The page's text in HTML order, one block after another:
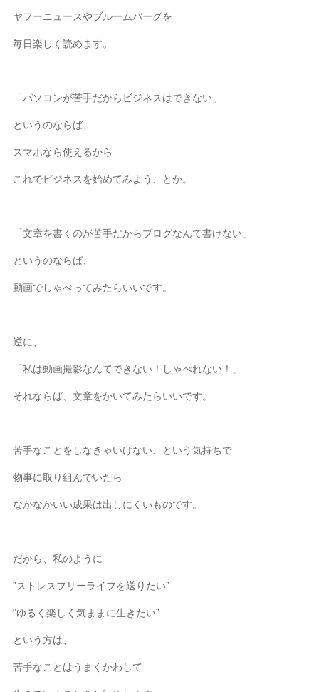
ヤフーニュースやブルームバーグを
毎日楽しく読めます。
「パソコンが苦手だからビジネスはできない」
というのならば、
スマホなら使えるから
これでビジネスを始めてみよう、とか。
「文章を書くのが苦手だからブログなんて書けない」
というのならば、
動画でしゃべってみたらいいです。
逆に、
「私は動画撮影なんてできない！しゃべれない！」
それならば、文章をかいてみたらいいです。
苦手なことをしなきゃいけない、という気持ちで
物事に取り組んでいたら
なかなかいい成果は出しにくいものです。
だから、私のように
”ストレスフリーライフを送りたい”
“ゆるく楽しく気ままに生きたい”
という方は、
苦手なことはうまくかわして